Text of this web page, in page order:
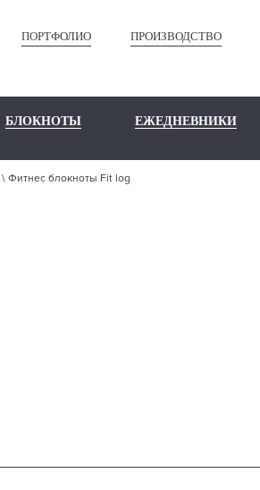
ПОРТФОЛИО ПРОИЗВОДСТВО
БЛОКНОТЫ ЕЖЕДНЕВНИКИ
\ Фитнес блокноты Fit log